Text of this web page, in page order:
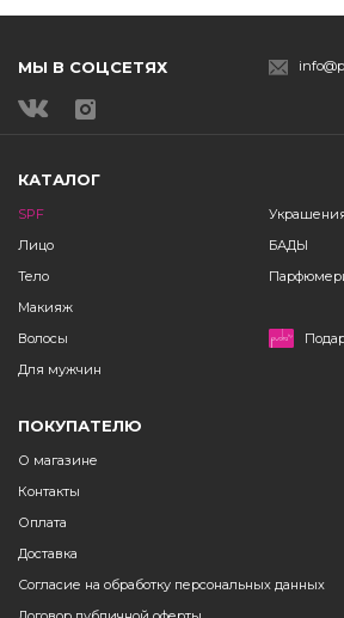
МЫ В СОЦСЕТЯХ
КАТАЛОГ
SPF
Лицо
Тело
Макияж
Волосы
Для мужчин
БАДЫ
ПОКУПАТЕЛЮ
О магазине
Контакты
Оплата
Доставка
Согласие на обработку персональных данных